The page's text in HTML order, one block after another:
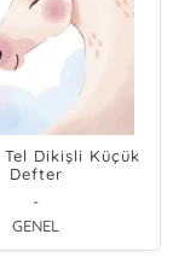
Dikişli Küçük
Defter
-
GENEL